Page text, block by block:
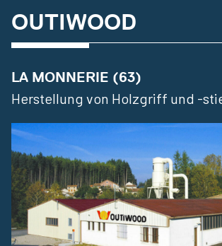
OUTIWOOD
LA MONNERIE (63)
Herstellung von Holzgriff und -